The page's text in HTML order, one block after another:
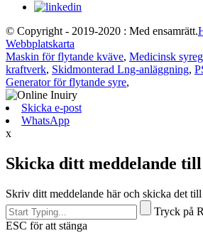
© Copyright - 2019-2020 : Med ensamrätt.
Webbplatskarta
Maskin för flytande kväve, Medicinsk
kraftverk, Skidmonterad Lng-anläggning,
Generator för flytande syre,
Skicka e-post
WhatsApp
x
Skicka ditt meddelande till
Skriv ditt meddelande här och skicka det till
Tryck på
ESC för att stänga